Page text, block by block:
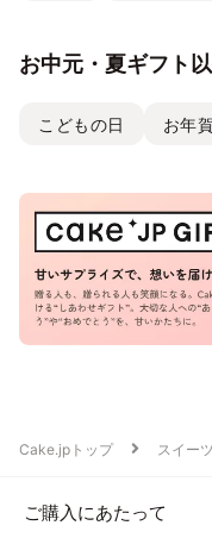
お中元・夏ギフト
こどもの日 お年
Cake.jpトップ スイー
ご購入にあたって